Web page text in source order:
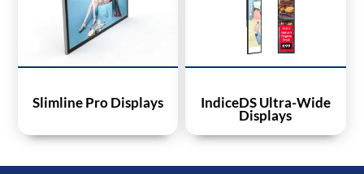
Slimline Pro Displays
IndiceDS Ultra-Wide
Displays